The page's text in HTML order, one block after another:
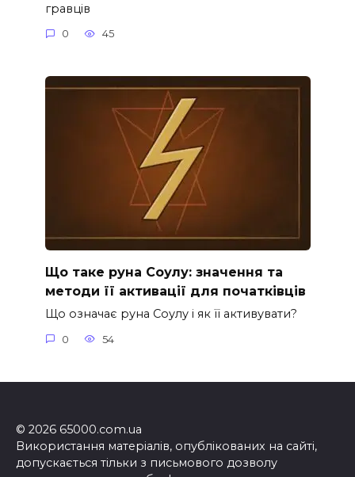
гравців
0 45
Що таке руна Соулу: значення та
методи її активації для початківців
Що означає руна Соулу і як її активувати?
0 54
© 2026 65000.com.ua
Використання матеріалів, опублікованих на сайті,
допускається тільки з письмового дозволу